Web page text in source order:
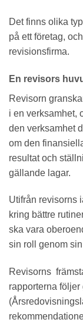
Det finns olika
på ett företag,
revisionsfirma.
En revisors
Revisorn
i en verksamhet,
den verksamhet
om den
resultat och
gällande lagar.
Utifrån revisorns
kring bättre
ska vara
sin roll genom
Revisorns
rapporterna